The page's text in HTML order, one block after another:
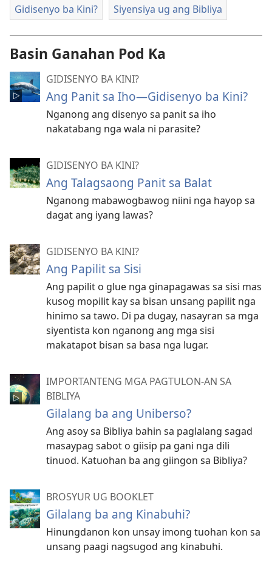
Gidisenyo ba Kini? Siyensiya ug ang Bibliya
Basin Ganahan Pod Ka
GIDISENYO BA KINI?
Ang Panit sa Iho—Gidisenyo ba Kini?
Nganong ang disenyo sa panit sa iho
nakatabang nga wala ni parasite?
GIDISENYO BA KINI?
Ang Talagsaong Panit sa Balat
Nganong mabawogbawog niini nga hayop sa
dagat ang iyang lawas?
GIDISENYO BA KINI?
Ang Papilit sa Sisi
Ang papilit o glue nga ginapagawas sa sisi mas
kusog mopilit kay sa bisan unsang papilit nga
hinimo sa tawo. Di pa dugay, nasayran sa mga
siyentista kon nganong ang mga sisi
makatapot bisan sa basa nga lugar.
IMPORTANTENG MGA PAGTULON-AN SA
BIBLIYA
Gilalang ba ang Uniberso?
Ang asoy sa Bibliya bahin sa paglalang sagad
masaypag sabot o giisip pa gani nga dili
tinuod. Katuohan ba ang giingon sa Bibliya?
BROSYUR UG BOOKLET
Gilalang ba ang Kinabuhi?
Hinungdanon kon unsay imong tuohan kon sa
unsang paagi nagsugod ang kinabuhi.